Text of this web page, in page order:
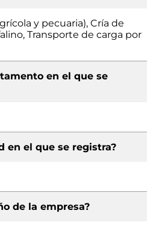
y pecuaria), Cría de
Transporte de carga por
en el que se
en el que se registra?
de la empresa?